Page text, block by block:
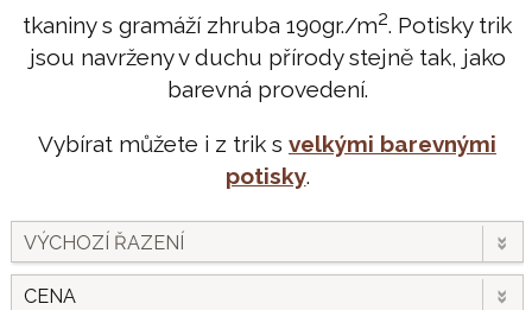
tkaniny s gramáží zhruba 190gr./m2. Potisky trik
jsou navrženy v duchu přírody stejně tak, jako
barevná provedení.
Vybírat můžete i z trik s velkými barevnými
potisky.
VÝCHOZÍ ŘAZENÍ
CENA